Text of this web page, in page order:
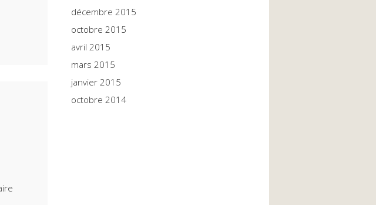
décembre 2015
octobre 2015
avril 2015
mars 2015
janvier 2015
octobre 2014